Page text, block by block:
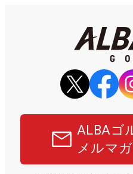
ALBAゴ
メルマ